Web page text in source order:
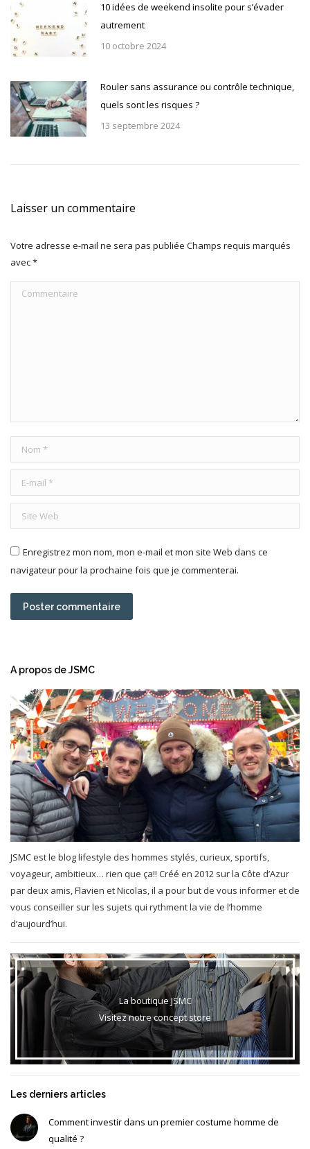
10 idées de weekend insolite pour s’évader
autrement
10 octobre 2024
Rouler sans assurance ou contrôle technique,
quels sont les risques ?
13 septembre 2024
Laisser un commentaire
Votre adresse e-mail ne sera pas publiée Champs requis marqués
avec*
Commentaire
Nom *
E-mail *
Site Web
Enregistrez mon nom, mon e-mail et mon site Web dans ce
navigateur pour la prochaine fois que je commenterai.
Poster commentaire
A propos de JSMC
JSMC est le blog lifestyle des hommes stylés, curieux, sportifs,
voyageur, ambitieux… rien que ça!! Créé en 2012 sur la Côte d’Azur
par deux amis, Flavien et Nicolas, il a pour but de vous informer et de
vous conseiller sur les sujets qui rythment la vie de l’homme
d’aujourd’hui.
La boutique JSMC
Visitez notre concept store
Les derniers articles
Comment investir dans un premier costume homme de
qualité ?